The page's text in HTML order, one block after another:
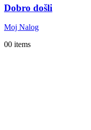
Dobro došli
Moj Nalog
00 items